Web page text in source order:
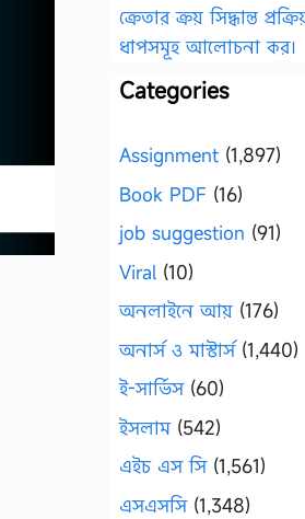
ক্রেতার ক্রয় সিদ্ধান্ত
ধাপসমূহ আলোচনা কর।
Categories
Assignment (1,897)
Book PDF (16)
job suggestion (91)
Viral (10)
অনলাইনে আয় (176)
অনার্স ও মাস্টার্স(1,440)
ই-সার্ভিস(60)
ইসলাম(542)
এইচ এস সি(1,561)
এসএসসি(1,348)